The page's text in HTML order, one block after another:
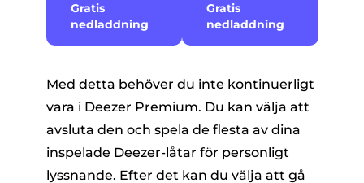
Gratis
nedladdning
Gratis
nedladdning
Med detta behöver du inte kontinuerligt
vara i Deezer Premium. Du kan välja att
avsluta den och spela de flesta av dina
inspelade Deezer-låtar för personligt
lyssnande. Efter det kan du välja att gå